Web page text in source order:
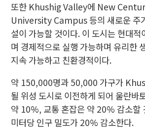
또한 Khushig Valley에 New
University Campus 등의 새로운 주
설이 가능할 것이다. 이 도시는 현대적
며 경제적으로 실행 가능하며 유리한
지속 가능하고 친환경적이다.
약 150,000명과 50,000 가구가
될 위성 도시로 이전하게 되어 울란바
약 10%, 교통 혼잡은 약 20% 감소할
미터당 인구 밀도가 20% 감소한다.